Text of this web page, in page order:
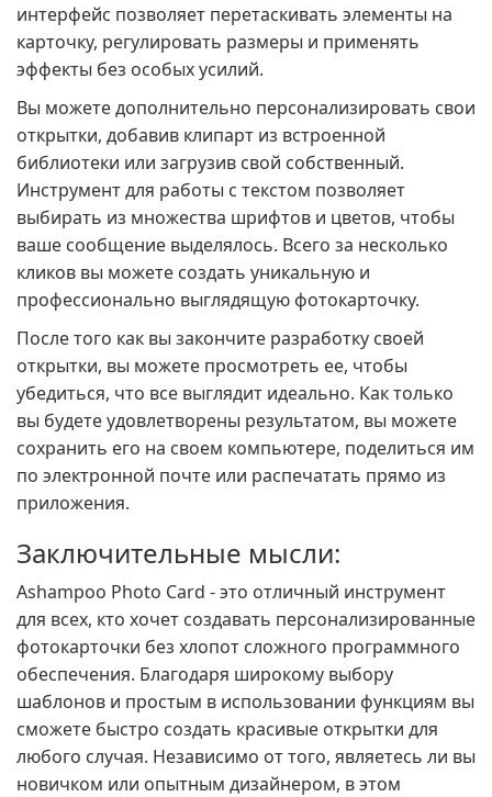
интерфейс позволяет перетаскивать элементы на
карточку, регулировать размеры и применять
эффекты без особых усилий.
Вы можете дополнительно персонализировать свои
открытки, добавив клипарт из встроенной
библиотеки или загрузив свой собственный.
Инструмент для работы с текстом позволяет
выбирать из множества шрифтов и цветов, чтобы
ваше сообщение выделялось. Всего за несколько
кликов вы можете создать уникальную и
профессионально выглядящую фотокарточку.
После того как вы закончите разработку своей
открытки, вы можете просмотреть ее, чтобы
убедиться, что все выглядит идеально. Как только
вы будете удовлетворены результатом, вы можете
сохранить его на своем компьютере, поделиться им
по электронной почте или распечатать прямо из
приложения.
Заключительные мысли:
Ashampoo Photo Card - это отличный инструмент
для всех, кто хочет создавать персонализированные
фотокарточки без хлопот сложного программного
обеспечения. Благодаря широкому выбору
шаблонов и простым в использовании функциям вы
сможете быстро создать красивые открытки для
любого случая. Независимо от того, являетесь ли вы
новичком или опытным дизайнером, в этом